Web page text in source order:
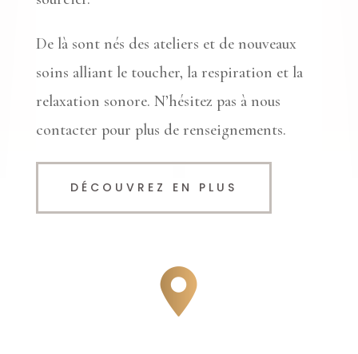
De là sont nés des ateliers et de nouveaux
soins alliant le toucher, la respiration et la
relaxation sonore. N’hésitez pas à nous
contacter pour plus de renseignements.
DÉCOUVREZ EN PLUS